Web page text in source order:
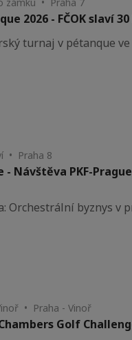
2026 - FČOK slaví
turnaj v pétanque ve
• Praha 8
- Návštěva PKF-Prague
Orchestrální byznys v
• Praha - Vinoř
Golf